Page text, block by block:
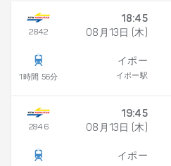
2842
1時間 56分
18:45
08月13日 (木)
イポー
イポー駅
2846
19:45
08月13日 (木)
イポー